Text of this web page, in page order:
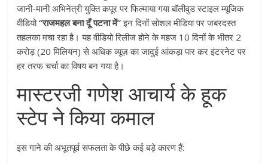
जानी-मानी अभिनेत्री युक्ति कपूर पर फिल्माया गया बॉलीवुड स्टाइल म्यूजिक
वीडियो“राजमहल बना दूँ पटना में”इन दिनों सोशल मीडिया पर जबरदस्त
तहलका मचा रहा है। यह वीडियो रिलीज होने के महज 10 दिनों के भीतर 2
करोड़ (20 मिलियन) से अधिक व्यूज़ का जादुई आंकड़ा पार कर इंटरनेट पर
हर तरफ चर्चा का विषय बन गया है।
मास्टरजी गणेश आचार्य के हूक
स्टेप ने किया कमाल
इस गाने की अभूतपूर्व सफलता के पीछे कई बड़े कारण हैं: